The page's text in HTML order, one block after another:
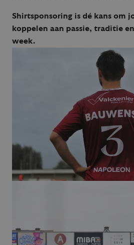
Shirtsponsoring is dé kans om
koppelen aan passie, traditie
week.